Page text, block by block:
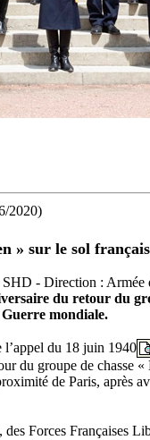
2020)
» sur le sol français
- Direction : Armée
du retour du
mondiale.
l’appel du 18 juin 1940
du groupe de chasse
de Paris, après
des Forces Françaises